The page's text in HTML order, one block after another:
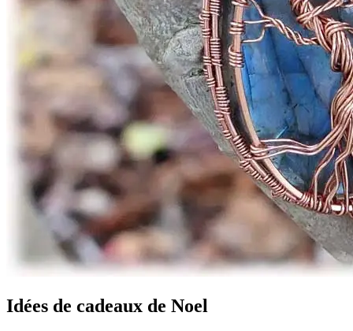
Idées de cadeaux de Noel